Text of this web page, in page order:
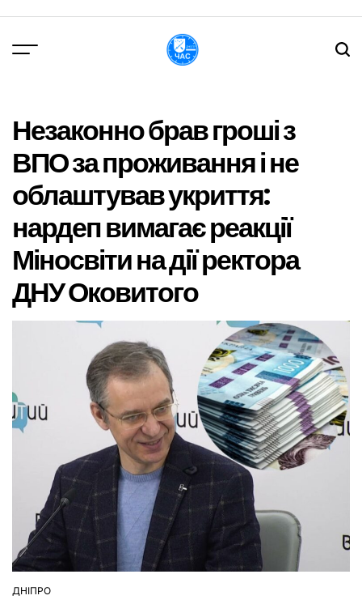
вмісту
Незаконно брав гроші з
ВПО за проживання і не
облаштував укриття:
нардеп вимагає реакції
Міносвіти на дії ректора
ДНУ Оковитого
ОПУБЛІКУВАТИ
ДНІПРО